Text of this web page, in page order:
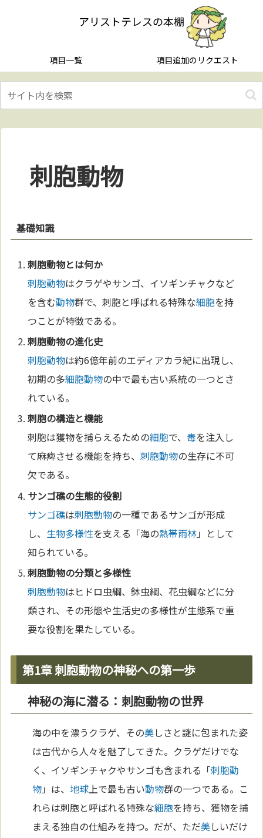
アリストテレスの本棚
項目一覧 項目追加のリクエスト
刺胞動物
基礎知識
刺胞動物とは何か
刺胞動物はクラゲやサンゴ、イソギンチャクなど
を含む動物群で、刺胞と呼ばれる特殊な細胞を持
つことが特徴である。
刺胞動物の進化史
刺胞動物は約6億年前のエディアカラ紀に出現し、
初期の多細胞動物の中で最も古い系統の一つとさ
れている。
刺胞の構造と機能
刺胞は獲物を捕らえるための細胞で、毒を注入し
て麻痺させる機能を持ち、刺胞動物の生存に不可
欠である。
サンゴ礁の生態的役割
サンゴ礁は刺胞動物の一種であるサンゴが形成
し、 生物多様性を支える「海の熱帯雨林」として
知られている。
刺胞動物の分類と多様性
刺胞動物はヒドロ虫綱、鉢虫綱、花虫綱などに分
類され、その形態や生活史の多様性が生態系で重
要な役割を果たしている。
第1章 刺胞動物の神秘への第一歩
神秘の海に潜る：刺胞動物の世界
海の中を漂うクラゲ、その美しさと謎に包まれた姿
は古代から人々を魅了してきた。クラゲだけでな
く、イソギンチャクやサンゴも含まれる「刺胞動
物」は、地球 上で最も古い動物群の一つである。こ
れらは刺胞と呼ばれる特殊な細胞を持ち、獲物を捕
まえる独自の仕組みを持つ。だが、ただ美しいだけ